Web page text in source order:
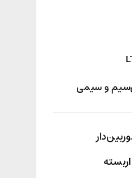
و سیمی